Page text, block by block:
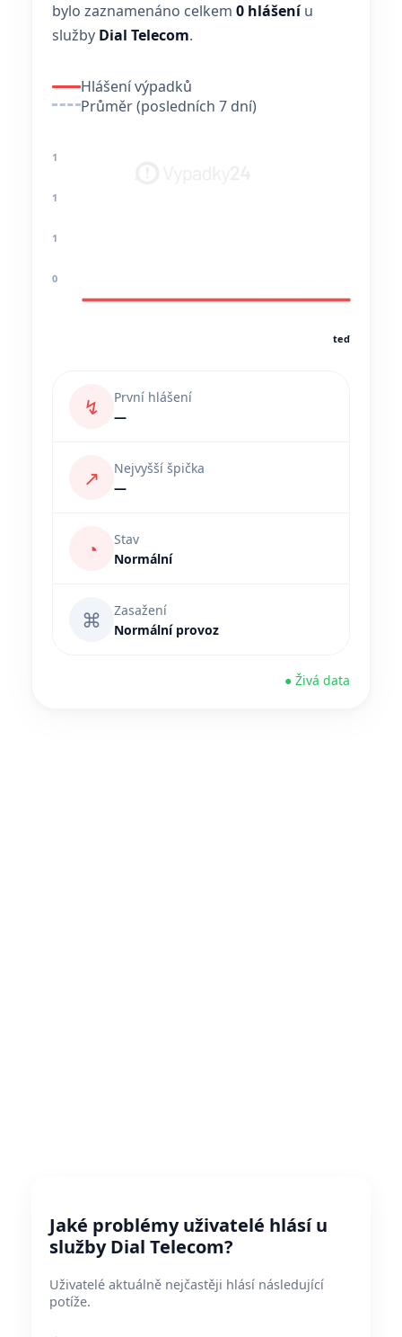
bylo zaznamenáno celkem 0 hlášeníu
služby Dial Telecom.
Hlášení výpadků
Průměr (posledních 7 dní)
1
1
1
0
teď
↯
První hlášení
—
↗
Nejvyšší špička
—
◔
Stav
Normální
⌘
Zasažení
Normální provoz
● Živá data
Jaké problémy uživatelé hlásí u
služby Dial Telecom?
Uživatelé aktuálně nejčastěji hlásí následující
potíže.